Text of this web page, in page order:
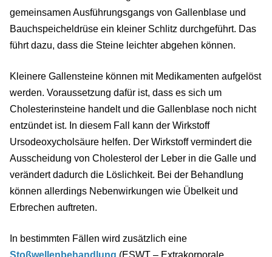
gemeinsamen Ausführungsgangs von Gallenblase und
Bauchspeicheldrüse ein kleiner Schlitz durchgeführt. Das
führt dazu, dass die Steine leichter abgehen können.
Kleinere Gallensteine können mit Medikamenten aufgelöst
werden. Voraussetzung dafür ist, dass es sich um
Cholesterinsteine handelt und die Gallenblase noch nicht
entzündet ist. In diesem Fall kann der Wirkstoff
Ursodeoxycholsäure helfen. Der Wirkstoff vermindert die
Ausscheidung von Cholesterol der Leber in die Galle und
verändert dadurch die Löslichkeit. Bei der Behandlung
können allerdings Nebenwirkungen wie Übelkeit und
Erbrechen auftreten.
In bestimmten Fällen wird zusätzlich eine
Stoßwellenbehandlung (ESWT – Extrakorporale